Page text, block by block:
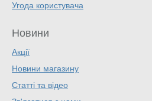
Угода користувача
Новини
Акції
Новини магазину
Статті та відео